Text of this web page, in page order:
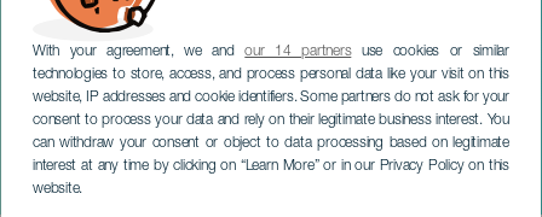
With your agreement, we andour 14 partnersuse cookies or similar
technologies to store, access, and process personal data like your visit on this
website, IP addresses and cookie identifiers. Some partners do not ask for your
consent to process your data and rely on their legitimate business interest. You
can withdraw your consent or object to data processing based on legitimate
interest at any time by clicking on “Learn More” or in our Privacy Policy on this
website.
‘Cowboy Bebop Live!’, de
Yoko Kanno
TENERIFE